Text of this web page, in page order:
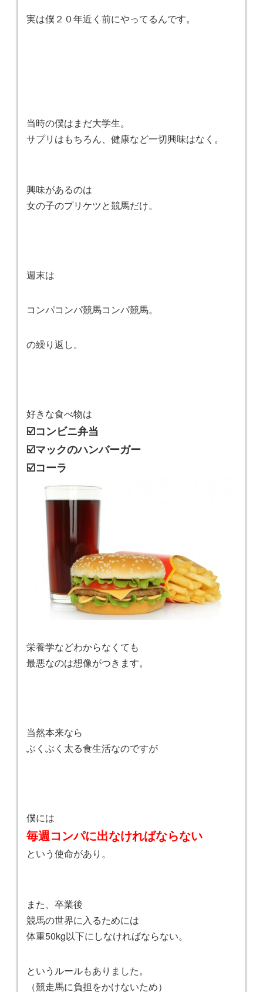
実は僕２０年近く前にやってるんです。
当時の僕はまだ大学生。
サプリはもちろん、健康など一切興味はなく。
興味があるのは
女の子のプリケツと競馬だけ。
週末は
コンパコンパ競馬コンパ競馬。
の繰り返し。
好きな食べ物は
☑️コンビニ弁当
☑️マックのハンバーガー
☑️コーラ
栄養学などわからなくても
最悪なのは想像がつきます。
当然本来なら
ぶくぶく太る食生活なのですが
僕には
毎週コンパに出なければならない
という使命があり。
また、卒業後
競馬の世界に入るためには
体重50kg以下にしなければならない。
というルールもありました。
（競走馬に負担をかけないため）